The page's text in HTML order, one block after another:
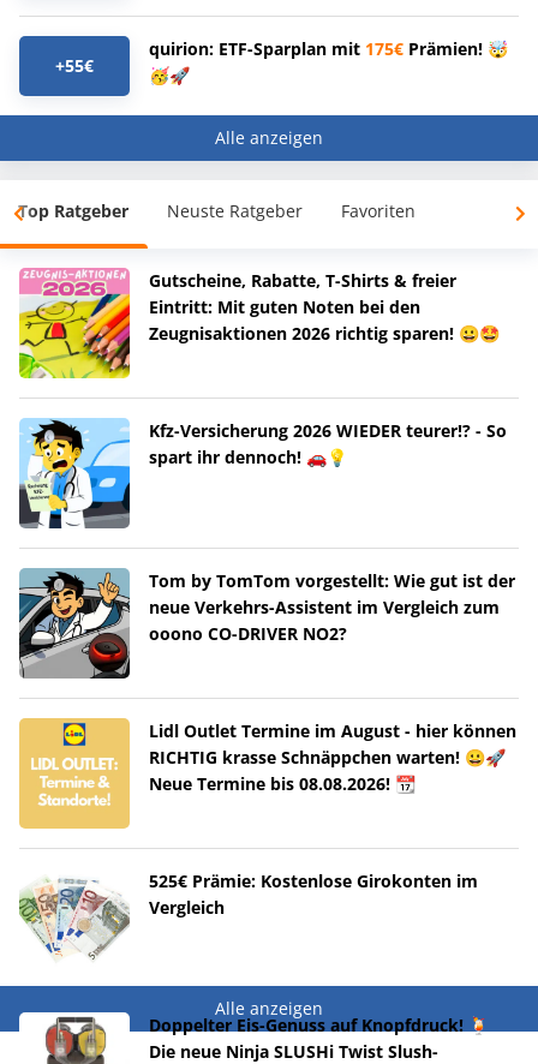
+55€
quirion: ETF-Sparplan mit 175€ Prämien! 🤯
🥳🚀
Alle anzeigen
Top Ratgeber Neuste Ratgeber Favoriten
Gutscheine, Rabatte, T-Shirts & freier
Eintritt: Mit guten Noten bei den
Zeugnisaktionen 2026 richtig sparen! 😀🤩
Kfz-Versicherung 2026 WIEDER teurer!? - So
spart ihr dennoch! 🚗💡
Tom by TomTom vorgestellt: Wie gut ist der
neue Verkehrs-Assistent im Vergleich zum
ooono CO-DRIVER NO2?
Lidl Outlet Termine im August - hier können
RICHTIG krasse Schnäppchen warten! 😀🚀
Neue Termine bis 08.08.2026! 📆
525€ Prämie: Kostenlose Girokonten im
Vergleich
Alle anzeigen
Doppelter Eis-Genuss auf Knopfdruck! 🍹
Die neue Ninja SLUSHi Twist Slush-